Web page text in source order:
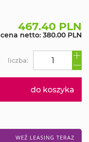
467.40 PLN
cena netto: 380.00 PLN
do koszyka
WEŹ LEASING TERAZ
liczba: